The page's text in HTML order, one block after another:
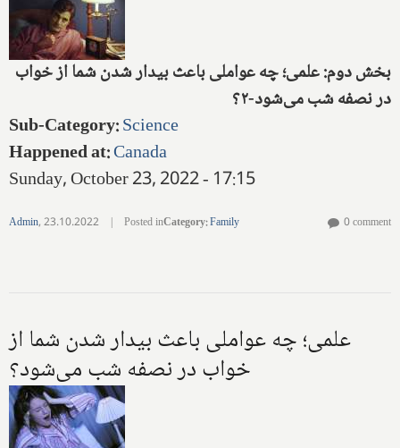
بخش دوم: علمی؛ چه عواملی باعث بیدار شدن شما از خواب
در نصفه شب می‌شود-۲؟
Sub-Category:Science
Happened at:Canada
Sunday, October 23, 2022 - 17:15
Admin,23.10.2022 | Posted inCategory:Family 0 comment
علمی؛ چه عواملی باعث بیدار شدن شما از
خواب در نصفه شب می‌شود؟